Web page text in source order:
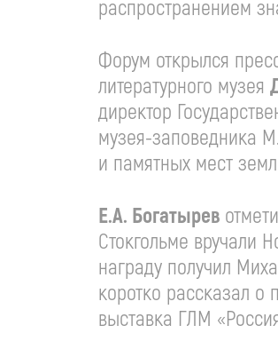
распространением
Форум открылся
литературного музея
директор
музея-заповедника
и памятных мест
Е.А. Богатырев
Стокгольме вручали
награду получил
коротко рассказал о
выставка ГЛМ